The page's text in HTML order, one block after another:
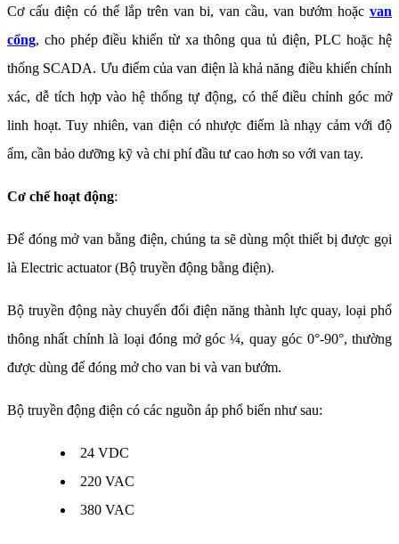
Cơ cấu điện có thể lắp trên van bi, van cầu, van bướm hoặc van
cổng, cho phép điều khiển từ xa thông qua tủ điện, PLC hoặc hệ
thống SCADA. Ưu điểm của van điện là khả năng điều khiển chính
xác, dễ tích hợp vào hệ thống tự động, có thể điều chỉnh góc mở
linh hoạt. Tuy nhiên, van điện có nhược điểm là nhạy cảm với độ
ẩm, cần bảo dưỡng kỹ và chi phí đầu tư cao hơn so với van tay.
Cơ chế hoạt động:
Để đóng mở van bằng điện, chúng ta sẽ dùng một thiết bị được gọi
là Electric actuator (Bộ truyền động bằng điện).
Bộ truyền động này chuyển đổi điện năng thành lực quay, loại phổ
thông nhất chính là loại đóng mở góc ¼, quay góc 0°-90°, thường
được dùng để đóng mở cho van bi và van bướm.
Bộ truyền động điện có các nguồn áp phổ biến như sau:
24 VDC
220 VAC
380 VAC